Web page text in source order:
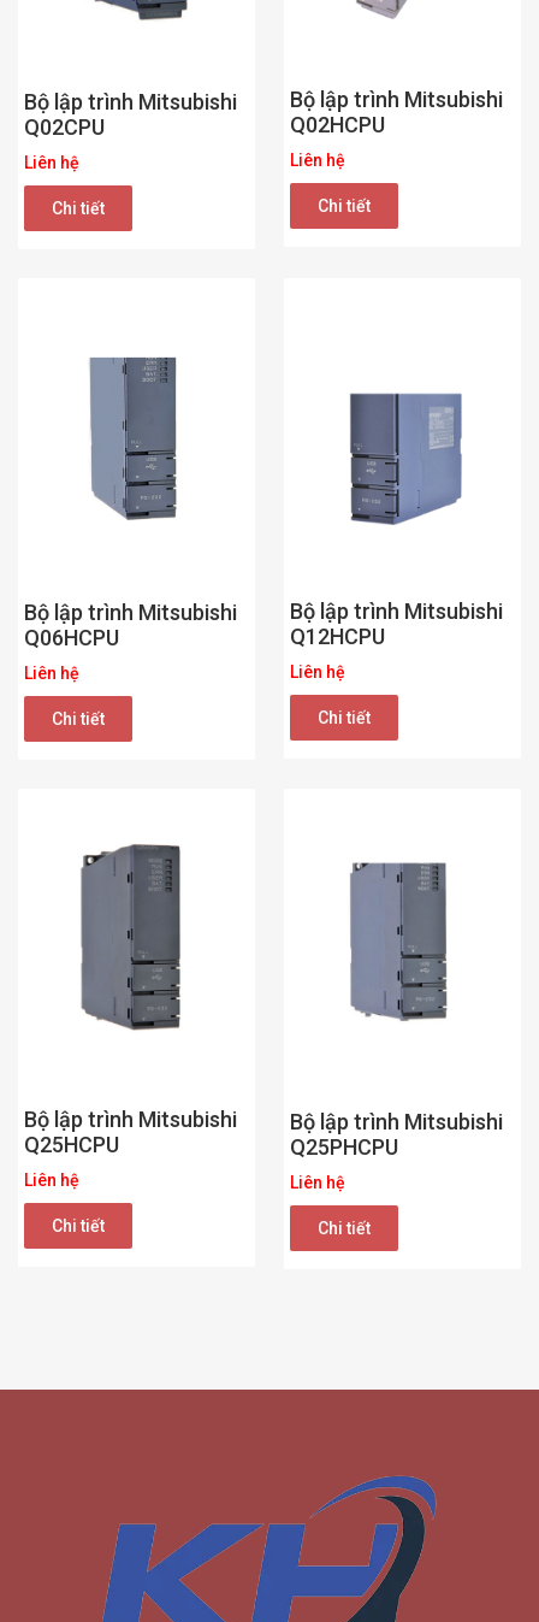
Bộ lập trình Mitsubishi
Q02CPU
Liên hệ
Chi tiết
Bộ lập trình Mitsubishi
Q02HCPU
Liên hệ
Chi tiết
Bộ lập trình Mitsubishi
Q06HCPU
Liên hệ
Chi tiết
Bộ lập trình Mitsubishi
Q12HCPU
Liên hệ
Chi tiết
Bộ lập trình Mitsubishi
Q25HCPU
Liên hệ
Chi tiết
Bộ lập trình Mitsubishi
Q25PHCPU
Liên hệ
Chi tiết